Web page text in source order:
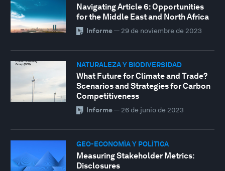
Navigating Article 6: Opportunities
for the Middle East and North Africa
Informe— 29 de noviembre de 2023
NATURALEZA Y BIODIVERSIDAD
What Future for Climate and Trade?
Scenarios and Strategies for Carbon
Competitiveness
Informe— 26 de junio de 2023
GEO-ECONOMÍA Y POLÍTICA
Measuring Stakeholder Metrics:
Disclosures